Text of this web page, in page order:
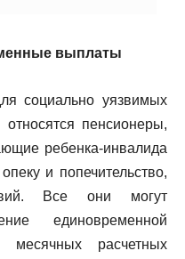
выплаты
социально уязвимых
пенсионеры,
ребенка-инвалида
и попечительство,
Все они могут
единовременной
расчетных